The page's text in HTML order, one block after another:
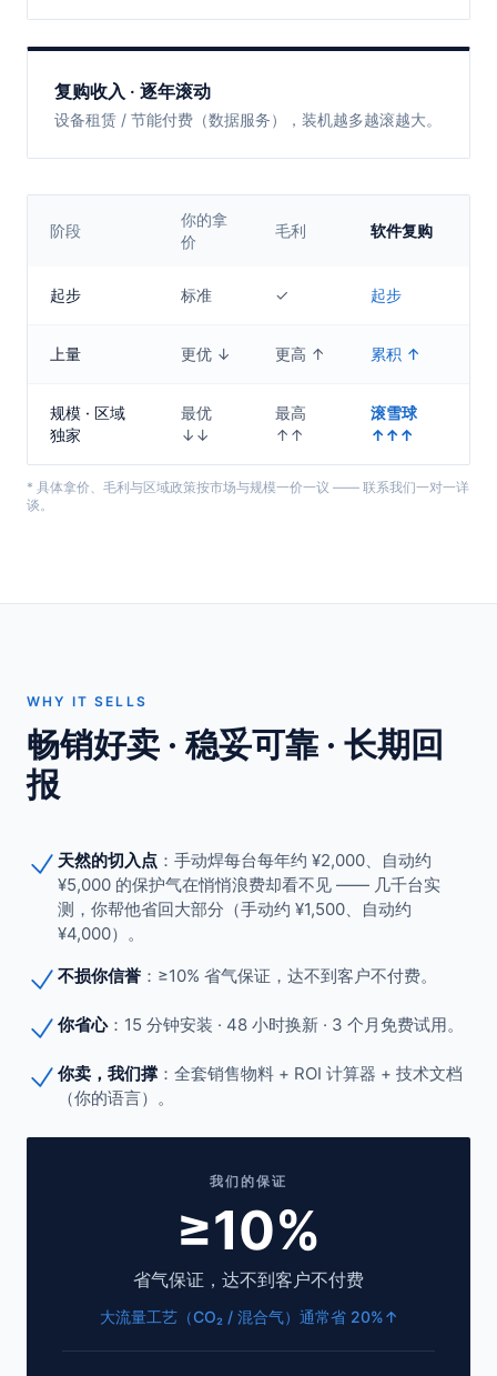
复购收入 · 逐年滚动
设备租赁 / 节能付费（数据服务），装机越多越滚越大。
阶段
你的拿
价
毛利 软件复购
起步 标准 ✓ 起步
上量 更优 ↓ 更高 ↑ 累积 ↑
规模 · 区域
独家
最优
↓↓
最高
↑↑
滚雪球
↑↑↑
* 具体拿价、毛利与区域政策按市场与规模一价一议 —— 联系我们一对一详
谈。
WHY IT SELLS
畅销好卖 · 稳妥可靠 · 长期回
报
天然的切入点 ：手动焊每台每年约 ¥2,000、自动约
¥5,000 的保护气在悄悄浪费却看不见 —— 几千台实
测，你帮他省回大部分（手动约 ¥1,500、自动约
¥4,000）。
不损你信誉 ：≥10% 省气保证，达不到客户不付费。
你省心：15 分钟安装 · 48 小时换新 · 3 个月免费试用。
你卖，我们撑 ：全套销售物料 + ROI 计算器 + 技术文档
（你的语言）。
我们的保证
≥10%
省气保证，达不到客户不付费
大流量工艺（CO₂ / 混合气）通常省 20%↑